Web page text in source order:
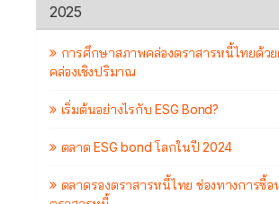
2025
การศึกษาสภาพคล่องตราสารหนี้ไทยด้ว
คล่องเชิงปริมาณ
เริ่มต้นอย่างไรกับ ESG Bond?
ตลาด ESG bond โลกในปี 2024
ตลาดรองตราสารหนี้ไทย ช่องทางการซื้อ